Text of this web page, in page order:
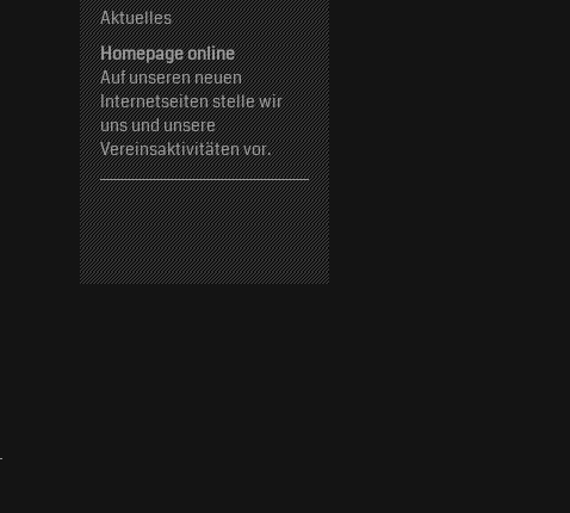
Aktuelles
Homepage online
Auf unseren neuen
Internetseiten stelle wir
uns und unsere
Vereinsaktivitäten vor.